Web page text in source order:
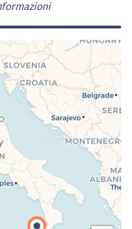
in corso...